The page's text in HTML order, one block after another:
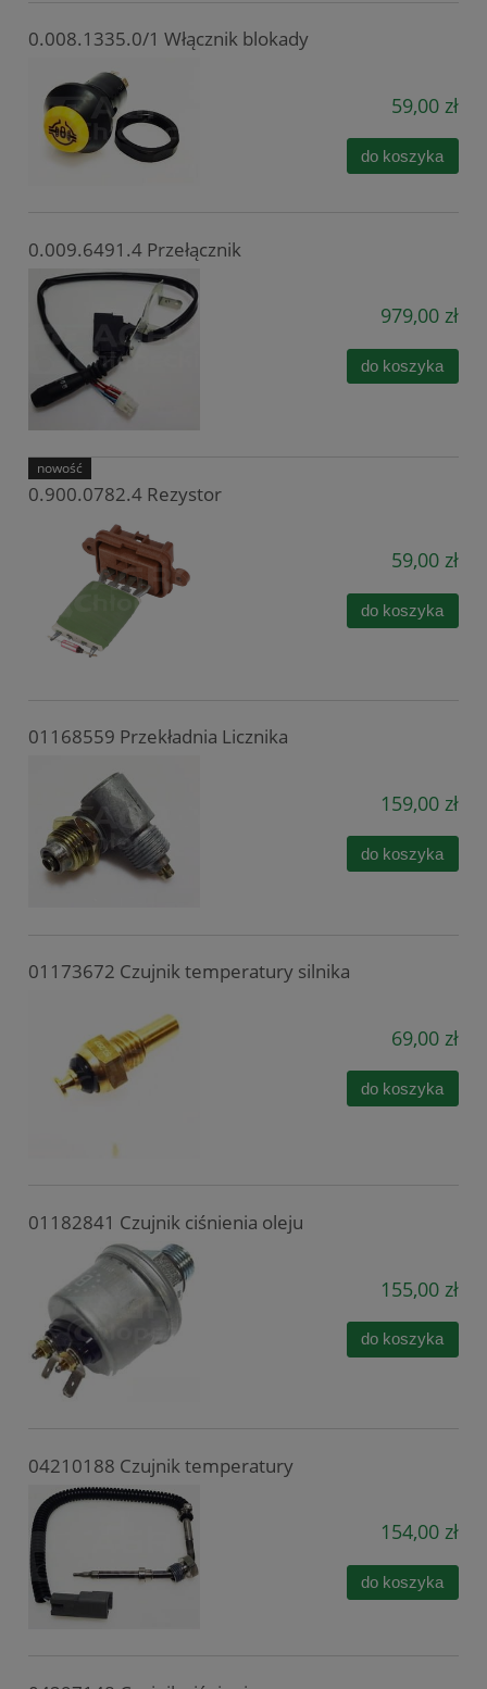
0.008.1335.0/1 Włącznik blokady
59,00 zł
do koszyka
0.009.6491.4 Przełącznik
979,00 zł
do koszyka
0.900.0782.4 Rezystor
59,00 zł
do koszyka
nowość
01168559 Przekładnia Licznika
159,00 zł
do koszyka
01173672 Czujnik temperatury silnika
69,00 zł
do koszyka
01182841 Czujnik ciśnienia oleju
155,00 zł
do koszyka
04210188 Czujnik temperatury
154,00 zł
do koszyka